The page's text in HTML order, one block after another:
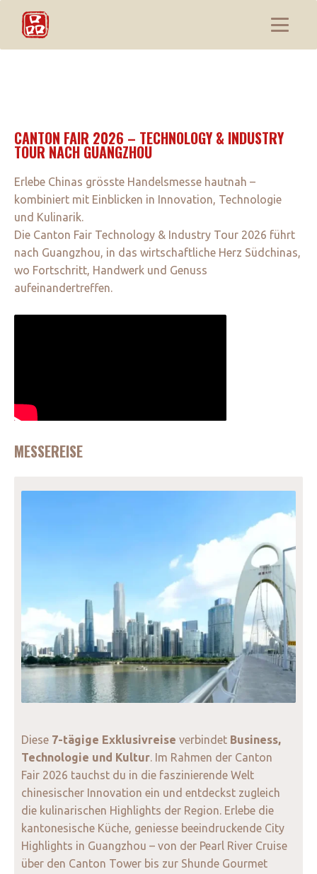
CANTON FAIR 2026 – TECHNOLOGY & INDUSTRY
TOUR NACH GUANGZHOU
Erlebe Chinas grösste Handelsmesse hautnah –
kombiniert mit Einblicken in Innovation, Technologie
und Kulinarik.
Die Canton Fair Technology & Industry Tour 2026 führt
nach Guangzhou, in das wirtschaftliche Herz Südchinas,
wo Fortschritt, Handwerk und Genuss
aufeinandertreffen.
MESSEREISE
Diese 7-tägige Exklusivreise verbindet Business,
Technologie und Kultur. Im Rahmen der Canton
Fair 2026 tauchst du in die faszinierende Welt
chinesischer Innovation ein und entdeckst zugleich
die kulinarischen Highlights der Region. Erlebe die
kantonesische Küche, geniesse beeindruckende City
Highlights in Guangzhou – von der Pearl River Cruise
über den Canton Tower bis zur Shunde Gourmet